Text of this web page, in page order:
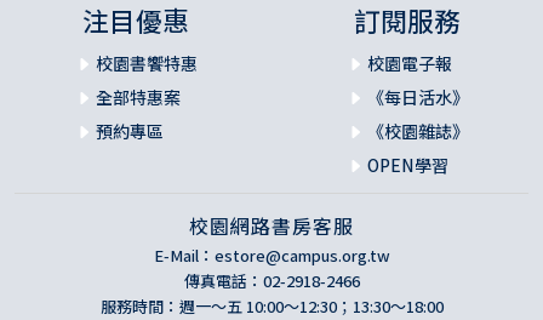
注目優惠
校園書饗特惠
全部特惠案
預約專區
訂閱服務
校園電子報
《每日活水》
《校園雜誌》
OPEN學習
校園網路書房客服
E-Mail： estore@campus.org.tw
傳真電話：02-2918-2466
服務時間：週一～五 10:00～12:30；13:30～18:00